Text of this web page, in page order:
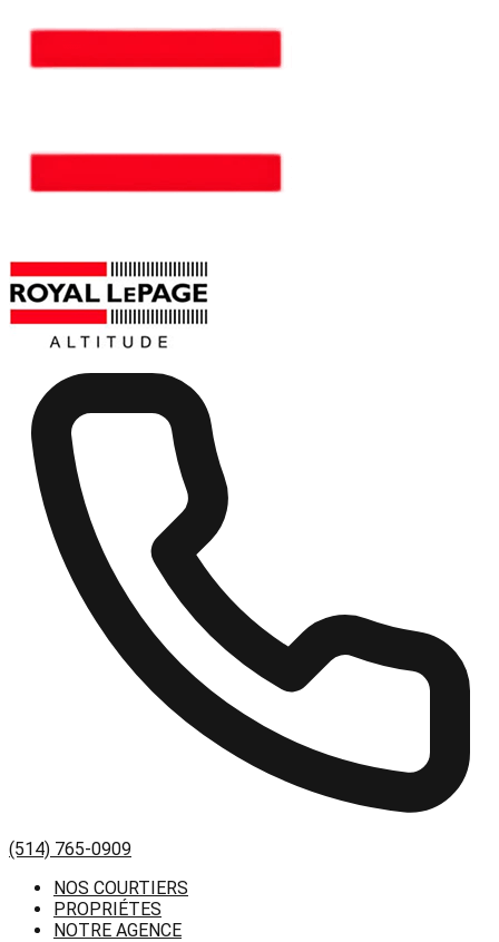
(514) 765-0909
NOS COURTIERS
PROPRIÉTES
NOTRE AGENCE